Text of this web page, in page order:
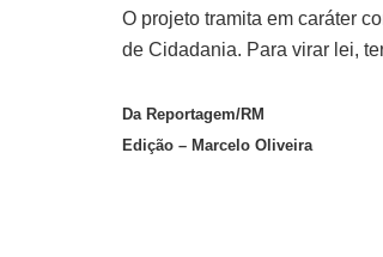
O projeto tramita em caráter
de Cidadania. Para virar lei,
Da Reportagem/RM
Edição – Marcelo Oliveira